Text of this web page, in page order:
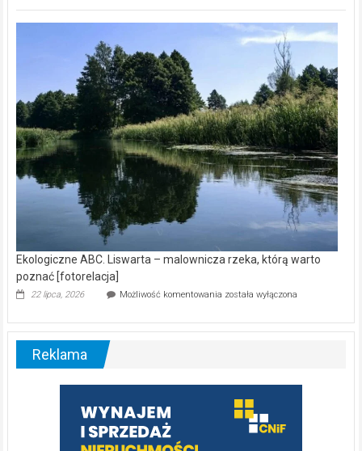
kamerą
wśród
Ekologiczne ABC. Liswarta – malownicza rzeka, którą warto
poznać [fotorelacja]
22 lipca, 2026 Możliwość komentowania Ekologiczne
–
warto
poznać
[fotorelacja]
została wyłączona
Reklama